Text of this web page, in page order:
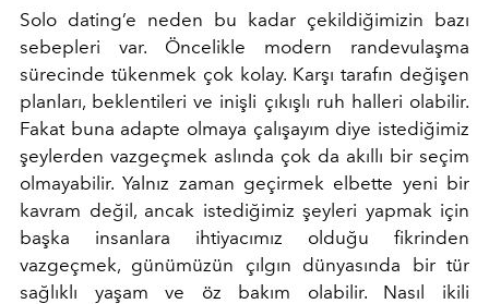
Solo dating’e neden bu kadar çekildiğimizin bazı
sebepleri var. Öncelikle modern randevulaşma
sürecinde tükenmek çok kolay. Karşı tarafın değişen
planları, beklentileri ve inişli çıkışlı ruh halleri olabilir.
Fakat buna adapte olmaya çalışayım diye istediğimiz
şeylerden vazgeçmek aslında çok da akıllı bir seçim
olmayabilir. Yalnız zaman geçirmek elbette yeni bir
kavram değil, ancak istediğimiz şeyleri yapmak için
başka insanlara ihtiyacımız olduğu fikrinden
vazgeçmek, günümüzün çılgın dünyasında bir tür
sağlıklı yaşam ve öz bakım olabilir. Nasıl ikili